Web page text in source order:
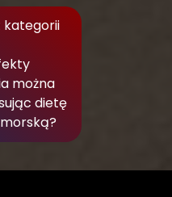
kategorii
można
dietę